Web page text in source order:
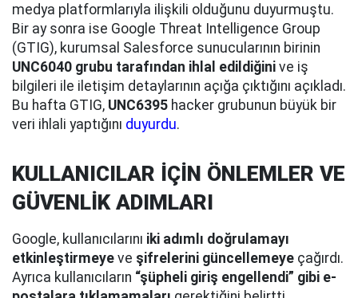
medya platformlarıyla ilişkili olduğunu duyurmuştu.
Bir ay sonra ise Google Threat Intelligence Group
(GTIG), kurumsal Salesforce sunucularının birinin
UNC6040 grubu tarafından ihlal edildiğini ve iş
bilgileri ile iletişim detaylarının açığa çıktığını açıkladı.
Bu hafta GTIG, UNC6395 hacker grubunun büyük bir
veri ihlali yaptığını duyurdu.
KULLANICILAR İÇİN ÖNLEMLER VE
GÜVENLİK ADIMLARI
Google, kullanıcılarını iki adımlı doğrulamayı
etkinleştirmeye ve şifrelerini güncellemeye çağırdı.
Ayrıca kullanıcıların “şüpheli giriş engellendi” gibi e-